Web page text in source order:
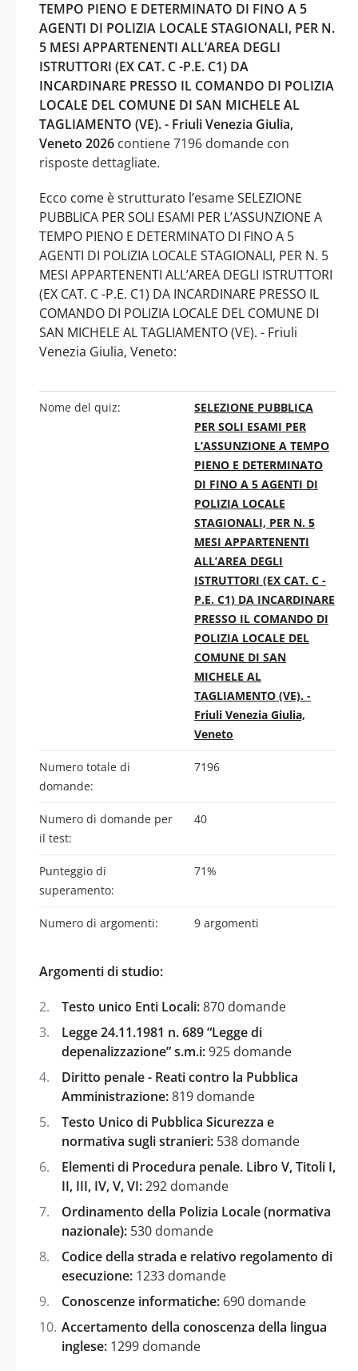
TEMPO PIENO E DETERMINATO DI FINO A 5
AGENTI DI POLIZIA LOCALE STAGIONALI, PER N.
5 MESI APPARTENENTI ALL’AREA DEGLI
ISTRUTTORI (EX CAT. C -P.E. C1) DA
INCARDINARE PRESSO IL COMANDO DI POLIZIA
LOCALE DEL COMUNE DI SAN MICHELE AL
TAGLIAMENTO (VE). - Friuli Venezia Giulia,
Veneto 2026 contiene 7196 domande con
risposte dettagliate.
Ecco come è strutturato l’esame SELEZIONE
PUBBLICA PER SOLI ESAMI PER L’ASSUNZIONE A
TEMPO PIENO E DETERMINATO DI FINO A 5
AGENTI DI POLIZIA LOCALE STAGIONALI, PER N. 5
MESI APPARTENENTI ALL’AREA DEGLI ISTRUTTORI
(EX CAT. C -P.E. C1) DA INCARDINARE PRESSO IL
COMANDO DI POLIZIA LOCALE DEL COMUNE DI
SAN MICHELE AL TAGLIAMENTO (VE). - Friuli
Venezia Giulia, Veneto:
Nome del quiz:
SELEZIONE PUBBLICA
PER SOLI ESAMI PER
L’ASSUNZIONE A TEMPO
PIENO E DETERMINATO
DI FINO A 5 AGENTI DI
POLIZIA LOCALE
STAGIONALI, PER N. 5
MESI APPARTENENTI
ALL’AREA DEGLI
ISTRUTTORI (EX CAT. C -
P.E. C1) DA INCARDINARE
PRESSO IL COMANDO DI
POLIZIA LOCALE DEL
COMUNE DI SAN
MICHELE AL
TAGLIAMENTO (VE). -
Friuli Venezia Giulia,
Veneto
Numero totale di
domande:
7196
Numero di domande per
il test:
40
Punteggio di
superamento:
71%
Numero di argomenti: 9 argomenti
Argomenti di studio:
Testo unico Enti Locali:870 domande
Legge 24.11.1981 n. 689 “Legge di
depenalizzazione” s.m.i:925 domande
Diritto penale - Reati contro la Pubblica
Amministrazione:819 domande
Testo Unico di Pubblica Sicurezza e
normativa sugli stranieri: 538 domande
Elementi di Procedura penale. Libro V, Titoli I,
II, III, IV, V, VI:292 domande
Ordinamento della Polizia Locale (normativa
nazionale): 530 domande
Codice della strada e relativo regolamento di
esecuzione: 1233 domande
Conoscenze informatiche: 690 domande
Accertamento della conoscenza della lingua
inglese: 1299 domande